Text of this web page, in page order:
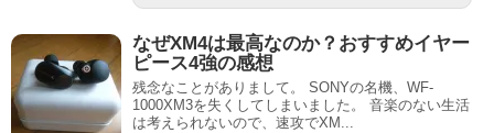
なぜXM4は最高なのか？おすすめイヤー
ピース4強の感想
残念なことがありまして。 SONYの名機、WF-
1000XM3を失くしてしまいました。 音楽のない生活
は考えられないので、速攻でXM...